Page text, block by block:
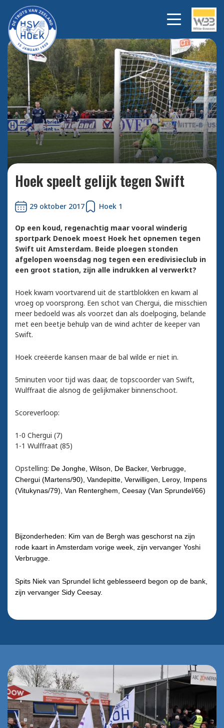
Zinho Chergui wilde hij nu
voorgeven of was het
bewust? 1-0
Bekijk
alle
foto's
Hoek speelt gelijk tegen Swift
29 oktober 2017 Hoek 1
Op een koud, regenachtig maar vooral winderig
sportpark Denoek moest Hoek het opnemen tegen
Swift uit Amsterdam. Beide ploegen stonden
afgelopen woensdag nog tegen een eredivisieclub in
een groot station, zijn alle indrukken al verwerkt?
Hoek kwam voortvarend uit de startblokken en kwam al
vroeg op voorsprong. Een schot van Chergui, die misschien
meer bedoeld was als voorzet dan als doelpoging, belande
met een beetje behulp van de wind achter de keeper van
Swift.
Hoek creëerde kansen maar de bal wilde er niet in.
5minuten voor tijd was daar, de topscoorder van Swift,
Wulffraat die alsnog de gelijkmaker binnenschoot.
Scoreverloop:
1-0 Chergui (7)
1-1 Wulffraat (85)
Opstelling: De Jonghe, Wilson, De Backer, Verbrugge,
Chergui (Martens/90), Vandepitte, Verwilligen, Leroy, Impens
(Vitukynas/79), Van Renterghem, Ceesay (Van Sprundel/66)
Bijzonderheden: Kim van de Bergh was geschorst na zijn
rode kaart in Amsterdam vorige week, zijn vervanger Yoshi
Verbrugge.
Spits Niek van Sprundel licht geblesseerd begon op de bank,
zijn vervanger Sidy Ceesay.